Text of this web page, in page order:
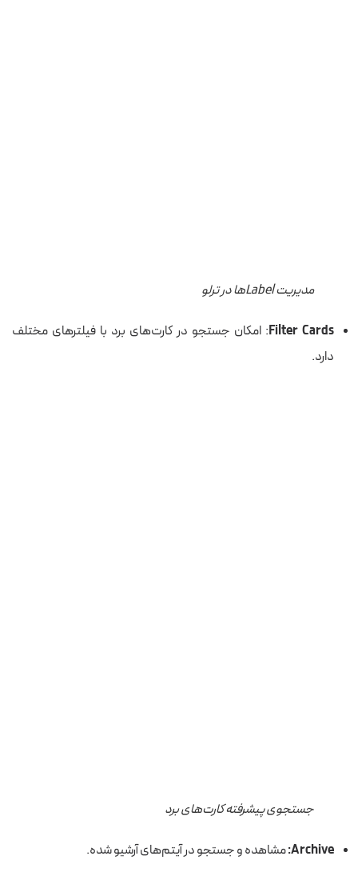
مدیریت Labelها در ترلو
Filter Cards: امکان جستجو در کارت‌های برد با فیلترهای مختلف
دارد.
جستجوی پیشرفته کارت‌های برد
Archive: مشاهده و جستجو در آیتم‌های آرشیو شده.